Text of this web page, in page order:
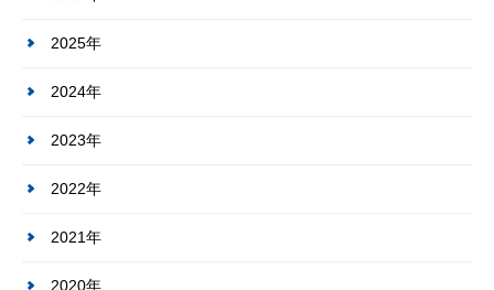
2025年
2024年
2023年
2022年
2021年
2020年